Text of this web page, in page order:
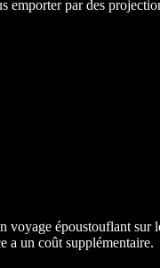
par des
époustouflant
a un coût supplémentaire.